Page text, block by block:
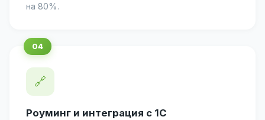
на 80%.
🔗
Роуминг и интеграция с 1С